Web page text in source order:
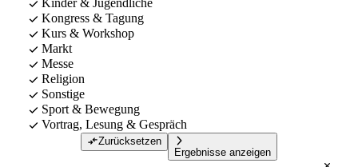
Kinder & Jugendliche
Kongress & Tagung
Kurs & Workshop
Markt
Messe
Religion
Sonstige
Sport & Bewegung
Vortrag, Lesung & Gespräch
Zurücksetzen
Ergebnisse anzeigen